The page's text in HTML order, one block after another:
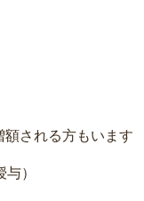
される方もいます
）